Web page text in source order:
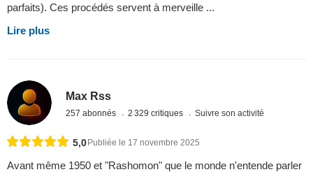
parfaits). Ces procédés servent à merveille ...
Lire plus
Max Rss
257 abonnés 2 329 critiques Suivre son activité
5,0 Publiée le 17 novembre 2025
Avant même 1950 et "Rashomon" que le monde n'entende parler